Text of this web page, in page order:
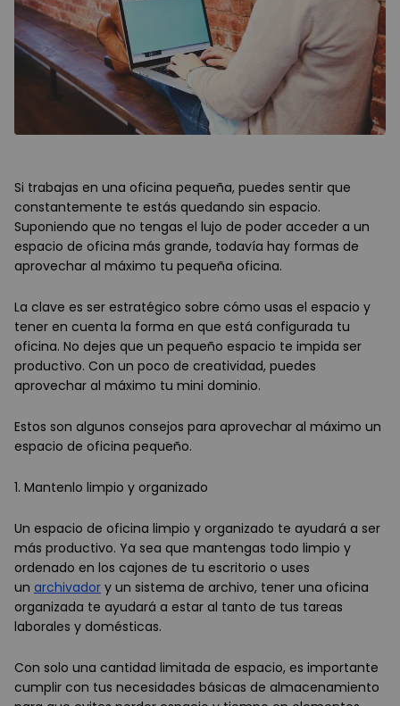
Si trabajas en una oficina pequeña, puedes sentir que
constantemente te estás quedando sin espacio.
Suponiendo que no tengas el lujo de poder acceder a un
espacio de oficina más grande, todavía hay formas de
aprovechar al máximo tu pequeña oficina.
La clave es ser estratégico sobre cómo usas el espacio y
tener en cuenta la forma en que está configurada tu
oficina. No dejes que un pequeño espacio te impida ser
productivo. Con un poco de creatividad, puedes
aprovechar al máximo tu mini dominio.
Estos son algunos consejos para aprovechar al máximo un
espacio de oficina pequeño.
1. Mantenlo limpio y organizado
Un espacio de oficina limpio y organizado te ayudará a ser
más productivo. Ya sea que mantengas todo limpio y
ordenado en los cajones de tu escritorio o uses
un archivador y un sistema de archivo, tener una oficina
organizada te ayudará a estar al tanto de tus tareas
laborales y domésticas.
Con solo una cantidad limitada de espacio, es importante
cumplir con tus necesidades básicas de almacenamiento